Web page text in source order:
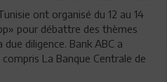
ont organisé du 12 au 14
pour débattre des thèmes
diligence. Bank ABC a
La Banque Centrale de